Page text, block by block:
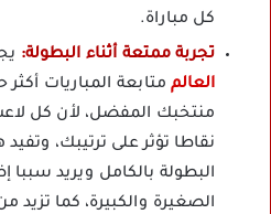
كل مباراة.
تجربة ممتعة أثناء البطولة:
العالم متابعة المباريات
منتخبك المفضل، لأن كل
نقاطا تؤثر على ترتيبك،
البطولة بالكامل ويريد سببا
الصغيرة والكبيرة، كما تزيد